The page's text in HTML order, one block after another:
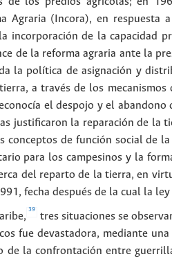
Agraria (Incora), en respuesta
incorporación de la capacidad
de la reforma agraria ante la
la política de asignación y
a través de los
el despojo y el
justificaron la reparación de la
conceptos de función social de
para los campesinos y la
del reparto de la tierra, en
fecha después de la cual la
39
tres situaciones se
fue devastadora, mediante
de la confrontación entre